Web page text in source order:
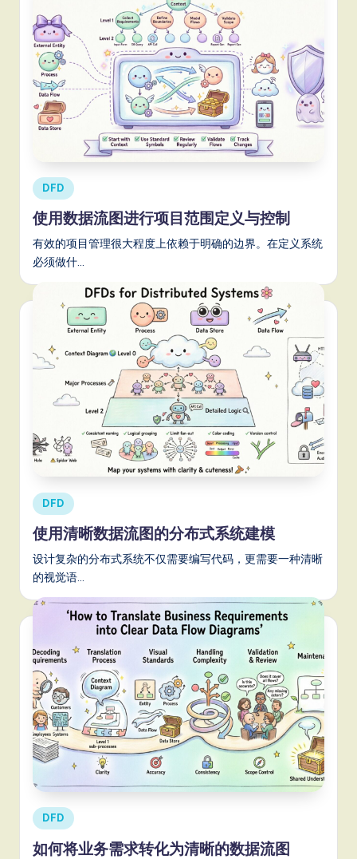
Posted
in
DFD
使用数据流图进行项目范围定义与控制
有效的项目管理很大程度上依赖于明确的边界。在定义系统
必须做什…
Posted
in
DFD
使用清晰数据流图的分布式系统建模
设计复杂的分布式系统不仅需要编写代码，更需要一种清晰
的视觉语…
Posted
in
DFD
如何将业务需求转化为清晰的数据流图